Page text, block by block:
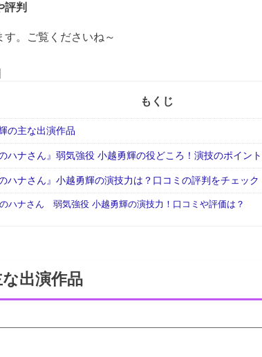
評判
。ご覧くださいね～
もくじ
の主な出演作品
ハナさん』弱気強役 小越勇輝の役どころ！演技のポイント
ハナさん』小越勇輝の演技力は？口コミの評判をチェック
ハナさん 弱気強役 小越勇輝の演技力！口コミや評価は？
出演作品